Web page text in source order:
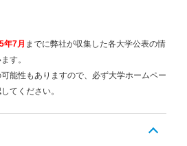
年7月 までに弊社が収集した各大学公表の情
す。
能性もありますので、必ず大学ホームペー
てください。